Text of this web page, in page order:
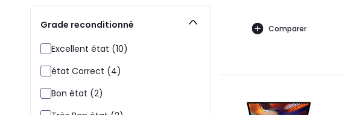
Grade reconditionné
Excellent état (10)
état Correct (4)
Bon état (2)
Comparer